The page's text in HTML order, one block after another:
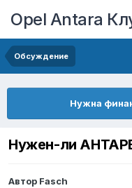
Opel Antara
Обсуждение
Нужна
Нужен-ли
Автор Fasch